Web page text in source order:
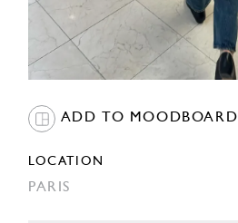
ADD TO MOODBOARD
LOCATION
PARIS